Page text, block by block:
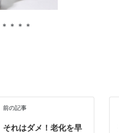
＊＊＊
前の記事
それはダメ！老化を早